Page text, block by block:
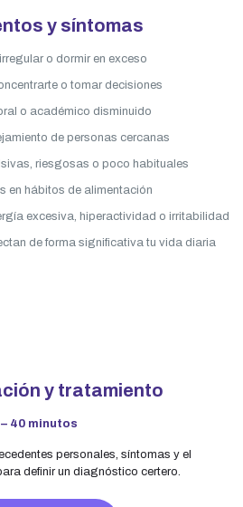
y síntomas
o dormir en exceso
o tomar decisiones
o académico disminuido
de personas cercanas
riesgosas o poco habituales
en hábitos de alimentación
excesiva, hiperactividad o irritabilidad
de forma significativa tu vida diaria
y tratamiento
40 minutos
personales, síntomas y el
definir un diagnóstico certero.